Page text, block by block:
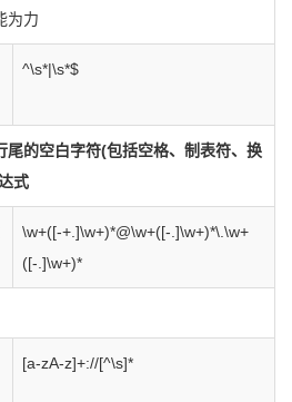
为力
^\s*|\s*$
尾的空白字符(包括空格、制表符、换
式
\w+([-+.]\w+)*@\w+([-.]\w+)*\.\w+
([-.]\w+)*
[a-zA-z]+://[^\s]*